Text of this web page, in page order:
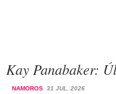
Kay Panabaker:
NAMOROS 31 JUL. 2026